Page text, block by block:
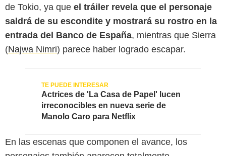
de Tokio, ya que el tráiler revela que el personaje
saldrá de su escondite y mostrará su rostro en la
entrada del Banco de España, mientras que Sierra
(Najwa Nimri) parece haber logrado escapar.
Actrices de 'La Casa de Papel' lucen
irreconocibles en nueva serie de
Manolo Caro para Netflix
En las escenas que componen el avance, los